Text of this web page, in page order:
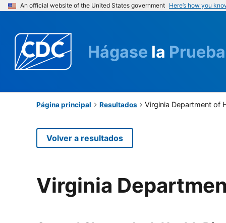
An official website of the United States government Here’s how you
Hágase la Prueba
Página principal Resultados Virginia Department of
Volver a resultados
Virginia